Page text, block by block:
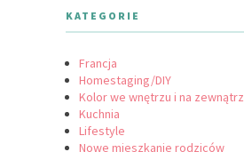
KATEGORIE
Francja
Homestaging/DIY
Kolor we wnętrzu i na zewnątrz
Kuchnia
Lifestyle
Nowe mieszkanie rodziców